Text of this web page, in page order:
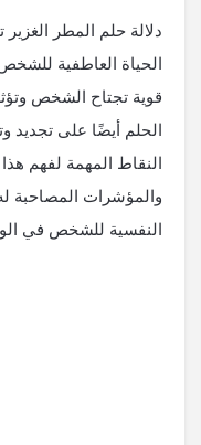
دلالة حلم المطر
الحياة العاطفية
قوية تجتاح الشخص
الحلم أيضًا على تجديد
النقاط المهمة لفهم
والمؤشرات المصاحبة
النفسية للشخص في